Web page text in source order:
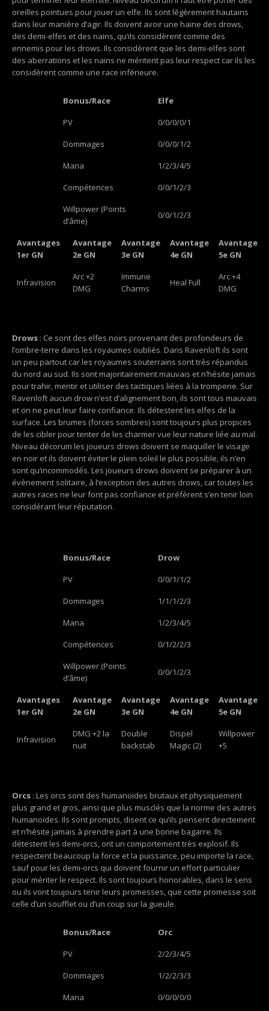
oreilles pointues pour jouer un elfe. Ils sont légèrement hautains
dans leur manière d’agir. Ils doivent avoir une haine des drows,
des demi-elfes et des nains, qu’ils considèrent comme des
ennemis pour les drows. Ils considèrent que les demi-elfes sont
des aberrations et les nains ne méritent pas leur respect car ils les
considèrent comme une race inférieure.
Bonus/Race
Elfe
PV
0/0/0/0/1
Dommages
0/0/0/1/2
Mana
1/2/3/4/5
Compétences
0/0/1/2/3
Willpower (Points
d’âme)
0/0/1/2/3
Avantages
1er GN
Avantage
2e GN
Avantage
3e GN
Avantage
4e GN
Avantage
5e GN
Infravision
Arc +2
DMG
Immune
Charms
Heal Full
Arc +4
DMG
Drows : Ce sont des elfes noirs provenant des profondeurs de
l’ombre-terre dans les royaumes oubliés. Dans Ravenloft ils sont
un peu partout car les royaumes souterrains sont très répandus
du nord au sud. Ils sont majoritairement mauvais et n’hésite jamais
pour trahir, mentir et utiliser des tactiques liées à la tromperie. Sur
Ravenloft aucun drow n’est d’alignement bon, ils sont tous mauvais
et on ne peut leur faire confiance. Ils détestent les elfes de la
surface. Les brumes (forces sombres) sont toujours plus propices
de les cibler pour tenter de les charmer vue leur nature liée au mal.
Niveau décorum les joueurs drows doivent se maquiller le visage
en noir et ils doivent éviter le plein soleil le plus possible, ils n’en
sont qu’incommodés. Les joueurs drows doivent se préparer à un
évènement solitaire, à l’exception des autres drows, car toutes les
autres races ne leur font pas confiance et préfèrent s’en tenir loin
considérant leur réputation.
Bonus/Race
Drow
PV
0/0/1/1/2
Dommages
1/1/1/2/3
Mana
1/2/3/4/5
Compétences
0/1/2/2/3
Willpower (Points
d’âme)
0/0/1/2/3
Avantages
1er GN
Avantage
2e GN
Avantage
3e GN
Avantage
4e GN
Avantage
5e GN
Infravision
DMG +2 la
nuit
Double
backstab
Dispel
Magic (2)
Willpower
+5
Orcs : Les orcs sont des humanoïdes brutaux et physiquement
plus grand et gros, ainsi que plus musclés que la norme des autres
humanoïdes. Ils sont prompts, disent ce qu’ils pensent directement
et n’hésite jamais à prendre part à une bonne bagarre. Ils
détestent les demi-orcs, ont un comportement très explosif. Ils
respectent beaucoup la force et la puissance, peu importe la race,
sauf pour les demi-orcs qui doivent fournir un effort particulier
pour mériter le respect. Ils sont toujours honorables, dans le sens
ou ils vont toujours tenir leurs promesses, que cette promesse soit
celle d’un soufflet ou d’un coup sur la gueule.
Bonus/Race
Orc
PV
2/2/3/4/5
Dommages
1/2/2/3/3
Mana
0/0/0/0/0